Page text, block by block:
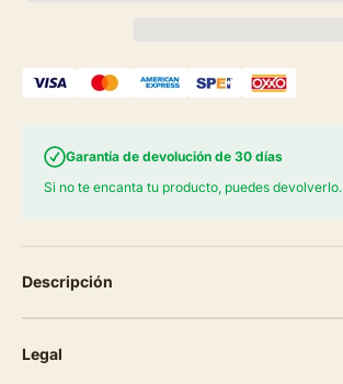
Garantía de devolución de 30 días
Si no te encanta tu producto, puedes devolverlo.
Descripción
Legal